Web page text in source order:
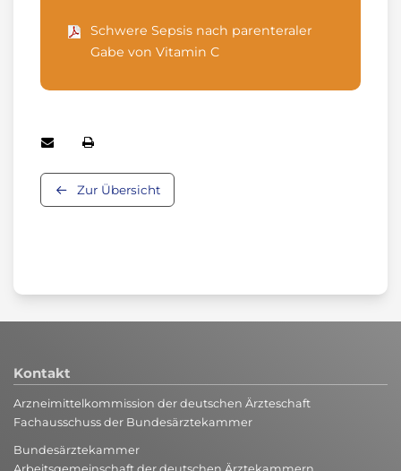
Schwere Sepsis nach parenteraler
Gabe von Vitamin C
Zur Übersicht
Kontakt
Arzneimittelkommission der deutschen Ärzteschaft
Fachausschuss der Bundesärztekammer
Bundesärztekammer